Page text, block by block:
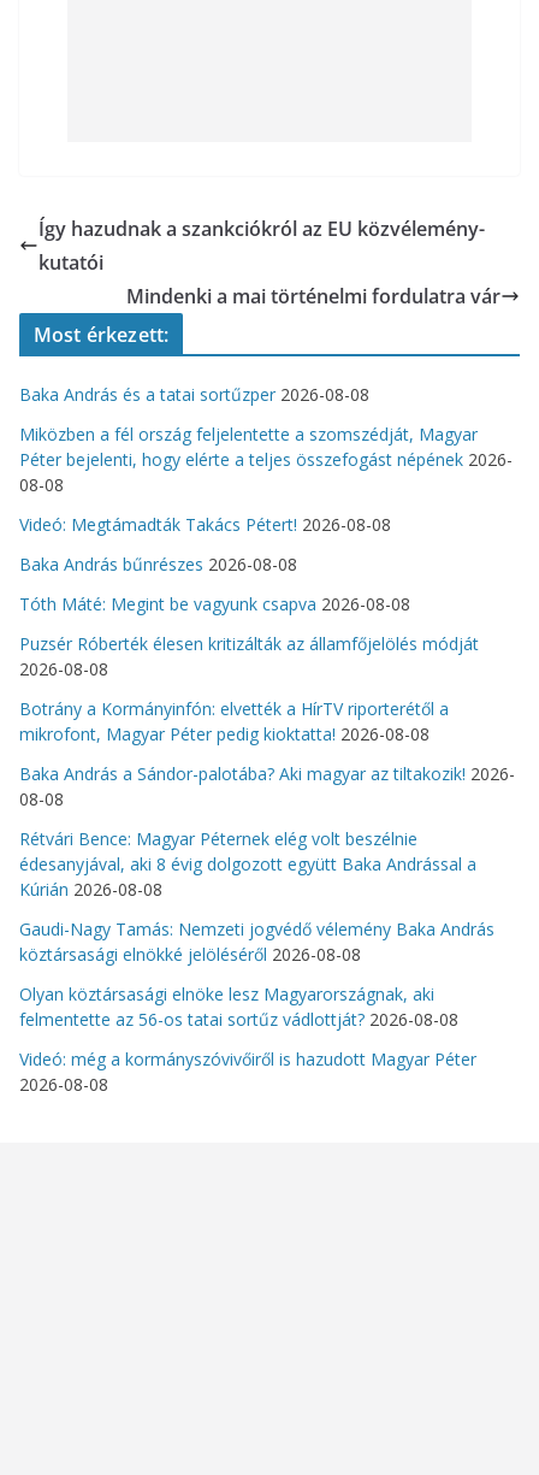
Így hazudnak a szankciókról az EU közvélemény-
kutatói
Mindenki a mai történelmi fordulatra vár
Most érkezett:
Baka András és a tatai sortűzper 2026-08-08
Miközben a fél ország feljelentette a szomszédját, Magyar
Péter bejelenti, hogy elérte a teljes összefogást népének 2026-
08-08
Videó: Megtámadták Takács Pétert! 2026-08-08
Baka András bűnrészes 2026-08-08
Tóth Máté: Megint be vagyunk csapva 2026-08-08
Puzsér Róberték élesen kritizálták az államfőjelölés módját
2026-08-08
Botrány a Kormányinfón: elvették a HírTV riporterétől a
mikrofont, Magyar Péter pedig kioktatta! 2026-08-08
Baka András a Sándor-palotába? Aki magyar az tiltakozik! 2026-
08-08
Rétvári Bence: Magyar Péternek elég volt beszélnie
édesanyjával, aki 8 évig dolgozott együtt Baka Andrással a
Kúrián 2026-08-08
Gaudi-Nagy Tamás: Nemzeti jogvédő vélemény Baka András
köztársasági elnökké jelöléséről 2026-08-08
Olyan köztársasági elnöke lesz Magyarországnak, aki
felmentette az 56-os tatai sortűz vádlottját? 2026-08-08
Videó: még a kormányszóvivőiről is hazudott Magyar Péter
2026-08-08